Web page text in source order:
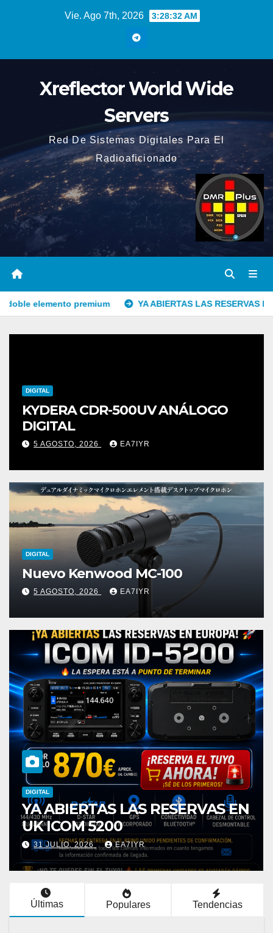
Vie. Ago 7th, 2026 3:28:33 AM
Xreflector World Wide
Servers
Red De Sistemas Digitales Para El
Radioaficionado
premium YA ABIERTAS LAS RESERVAS EN UK ICOM
DIGITAL
KYDERA CDR-500UV ANÁLOGO
DIGITAL
5 AGOSTO, 2026 EA7IYR
DIGITAL
Nuevo Kenwood MC-100
5 AGOSTO, 2026 EA7IYR
LAS RESERVAS EN
5200
2026 EA7IYR
DIGITAL
30
Últimas Populares Tendencias